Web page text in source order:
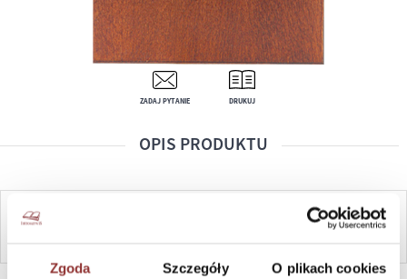
Zgoda Szczegóły O plikach cookies
ZADAJ PYTANIE DRUKUJ
OPIS PRODUKTU